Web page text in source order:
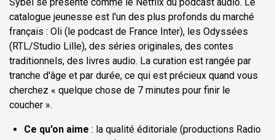
Sybel se présente comme le Netflix du podcast audio. Le
catalogue jeunesse est l'un des plus profonds du marché
français : Oli (le podcast de France Inter), les Odyssées
(RTL/Studio Lille), des séries originales, des contes
traditionnels, des livres audio. La curation est rangée par
tranche d'âge et par durée, ce qui est précieux quand vous
cherchez « quelque chose de 7 minutes pour finir le
coucher ».
Ce qu'on aime : la qualité éditoriale (productions Radio